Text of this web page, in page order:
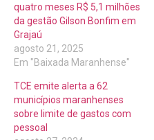
quatro meses R$ 5,1 milhões
da gestão Gilson Bonfim em
Grajaú
agosto 21, 2025
Em "Baixada Maranhense"
TCE emite alerta a 62
municípios maranhenses
sobre limite de gastos com
pessoal